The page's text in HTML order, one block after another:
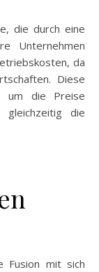
die durch eine
Unternehmen
da
Diese
um die Preise
die
Fusion mit sich